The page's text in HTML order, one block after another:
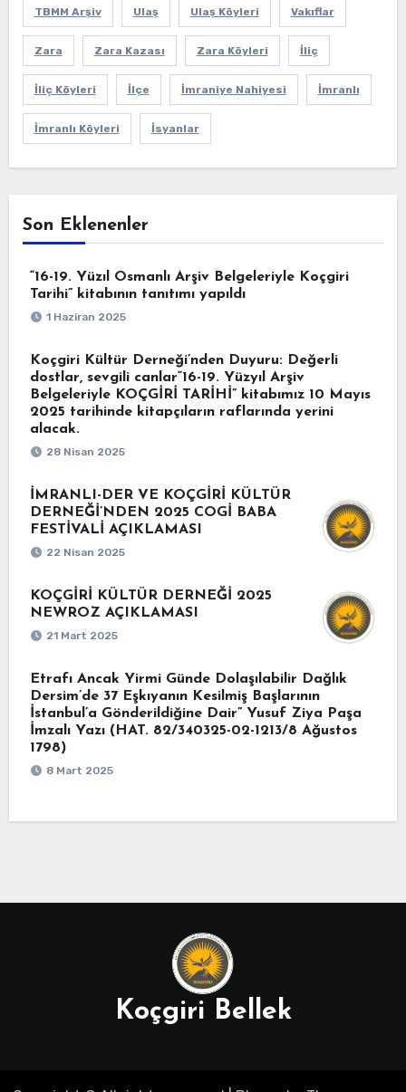
TBMM Arşiv Ulaş Ulaş Köyleri Vakıflar
Zara Zara Kazası Zara Köyleri İliç
İliç Köyleri İlçe İmraniye Nahiyesi İmranlı
İmranlı Köyleri İsyanlar
Son Eklenenler
“16-19. Yüzıl Osmanlı Arşiv Belgeleriyle Koçgiri
Tarihi” kitabının tanıtımı yapıldı
1 Haziran 2025
Koçgiri Kültür Derneği’nden Duyuru: Değerli
dostlar, sevgili canlar“16-19. Yüzyıl Arşiv
Belgeleriyle KOÇGİRİ TARİHİ” kitabımız 10 Mayıs
2025 tarihinde kitapçıların raflarında yerini
alacak.
28 Nisan 2025
İMRANLI-DER VE KOÇGİRİ KÜLTÜR
DERNEĞİ’NDEN 2025 COGİ BABA
FESTİVALİ AÇIKLAMASI
22 Nisan 2025
KOÇGİRİ KÜLTÜR DERNEĞİ 2025
NEWROZ AÇIKLAMASI
21 Mart 2025
Etrafı Ancak Yirmi Günde Dolaşılabilir Dağlık
Dersim’de 37 Eşkıyanın Kesilmiş Başlarının
İstanbul’a Gönderildiğine Dair” Yusuf Ziya Paşa
İmzalı Yazı (HAT. 82/340325-02-1213/8 Ağustos
1798)
8 Mart 2025
Koçgiri Bellek